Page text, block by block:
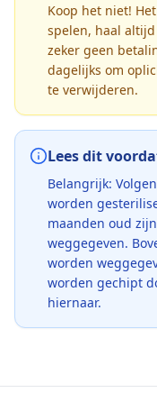
Koop het niet!
spelen, haal
zeker geen
dagelijks om
te verwijderen.
Lees dit
Belangrijk:
worden
maanden oud
weggegeven.
worden
worden gechipt
hiernaar.